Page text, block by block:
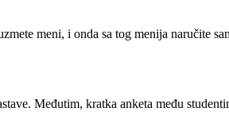
meni, i onda sa tog menija naručite
Međutim, kratka anketa među